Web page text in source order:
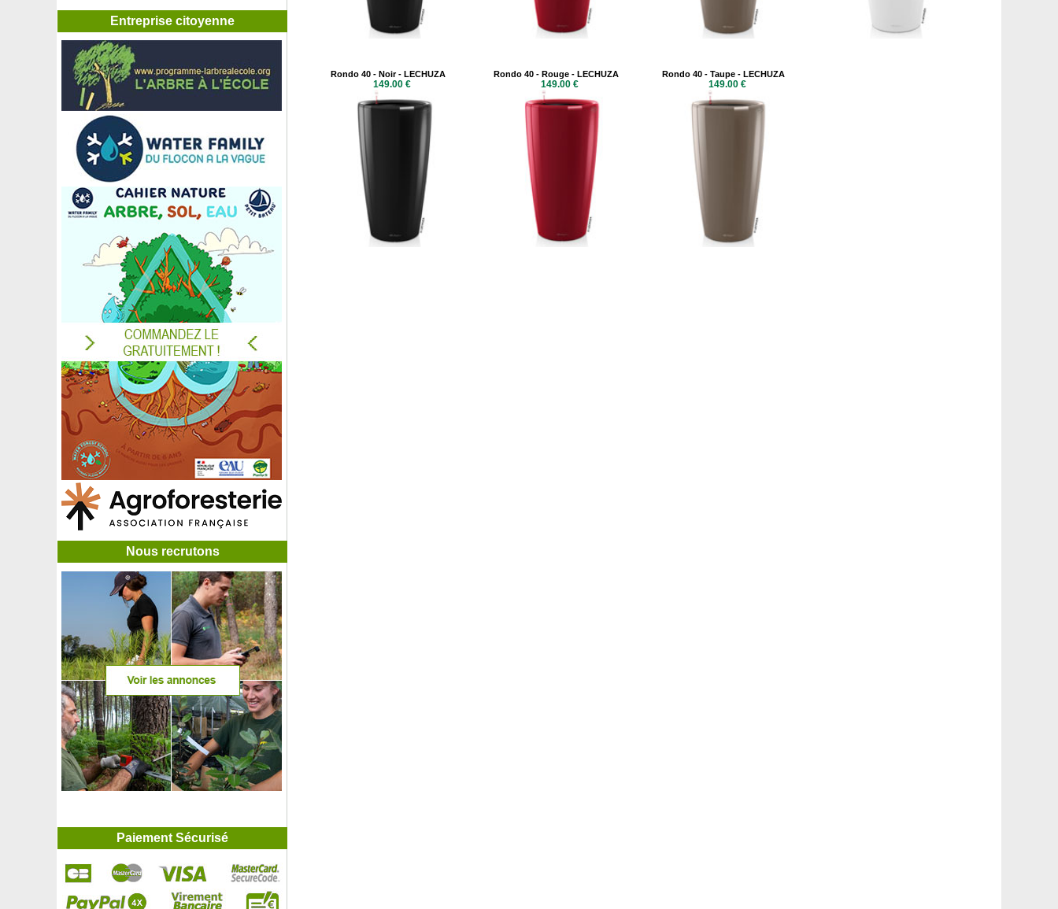
Entreprise citoyenne
Nous recrutons
Rondo 40 - Noir - LECHUZA
149.00 €
Rondo 40 - Rouge - LECHUZA
149.00 €
Rondo 40 - Taupe - LECHUZA
149.00 €
Paiement Sécurisé